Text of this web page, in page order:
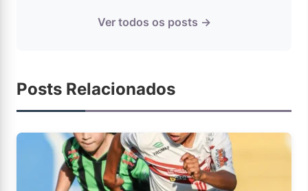
Ver todos os posts →
Posts Relacionados